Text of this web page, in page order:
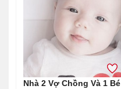
Nhà 2 Vợ Chồng Và 1 Bé